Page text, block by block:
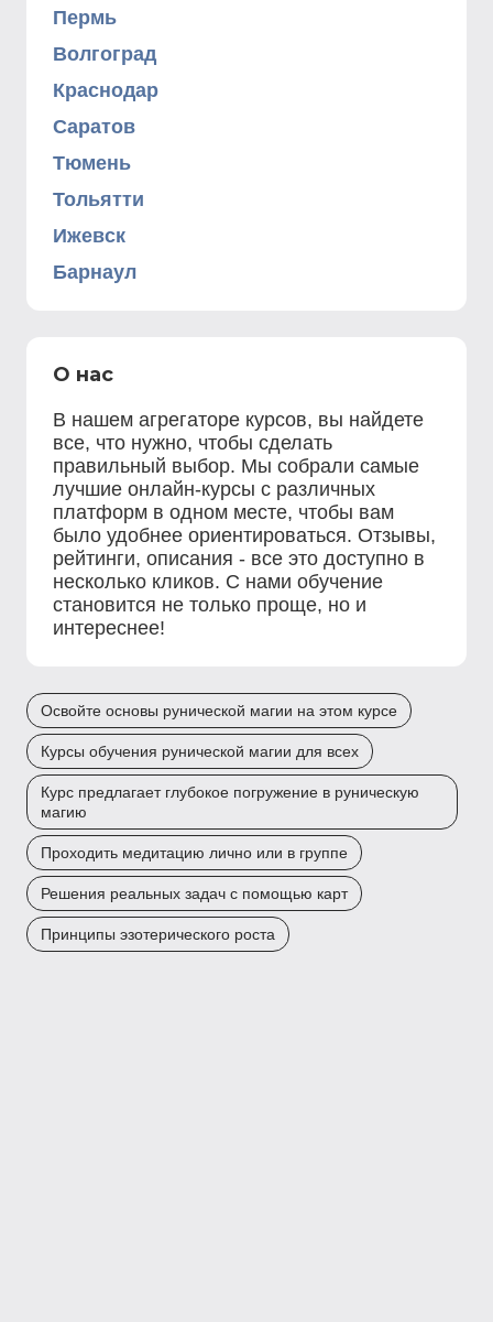
Пермь
Волгоград
Краснодар
Саратов
Тюмень
Тольятти
Ижевск
Барнаул
О нас
В нашем агрегаторе курсов, вы найдете
все, что нужно, чтобы сделать
правильный выбор. Мы собрали самые
лучшие онлайн-курсы с различных
платформ в одном месте, чтобы вам
было удобнее ориентироваться. Отзывы,
рейтинги, описания - все это доступно в
несколько кликов. С нами обучение
становится не только проще, но и
интереснее!
Освойте основы рунической магии на этом курсе
Курсы обучения рунической магии для всех
Курс предлагает глубокое погружение в руническую
магию
Проходить медитацию лично или в группе
Решения реальных задач с помощью карт
Принципы эзотерического роста